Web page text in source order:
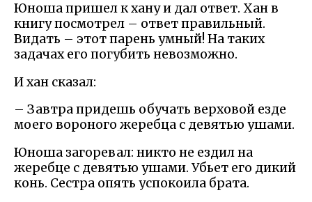
Юноша пришел к хану и дал ответ. Хан в
книгу посмотрел – ответ правильный.
Видать – этот парень умный! На таких
задачах его погубить невозможно.
И хан сказал:
– Завтра придешь обучать верховой езде
моего вороного жеребца с девятью ушами.
Юноша загоревал: никто не ездил на
жеребце с девятью ушами. Убьет его дикий
конь. Сестра опять успокоила брата.